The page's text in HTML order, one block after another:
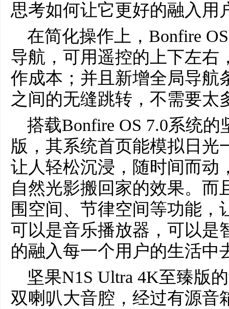
思考如何让它更好的融入用
在简化操作上，Bonfire
导航，可用遥控的上下左右
作成本；并且新增全局导航
之间的无缝跳转，不需要太
搭载Bonfire OS 7.0系统的
版，其系统首页能模拟日光
让人轻松沉浸，随时间而动
自然光影搬回家的效果。而
围空间、节律空间等功能，
可以是音乐播放器，可以是
的融入每一个用户的生活中
坚果N1S Ultra 4K至臻版
双喇叭大音腔，经过有源音